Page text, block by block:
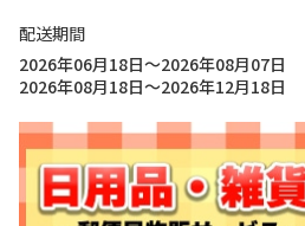
配送期間
2026年06月18日～2026年08月07日
2026年08月18日～2026年12月18日